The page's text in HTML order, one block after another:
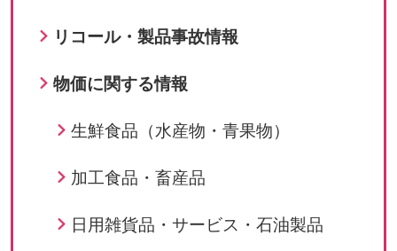
リコール・製品事故情報
物価に関する情報
生鮮食品（水産物・青果物）
加工食品・畜産品
日用雑貨品・サービス・石油製品